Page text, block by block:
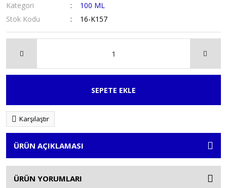
Kategori
100 ML
Stok Kodu
16-K157
SEPETE EKLE
Karşılaştır
ÜRÜN AÇIKLAMASI
ÜRÜN YORUMLARI